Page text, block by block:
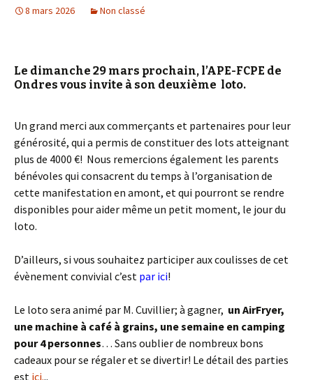
8 mars 2026 Non classé
Le dimanche 29 mars prochain, l’APE-FCPE de
Ondres vous invite à son deuxième loto.
Un grand merci aux commerçants et partenaires pour leur
générosité, qui a permis de constituer des lots atteignant
plus de 4000 €! Nous remercions également les parents
bénévoles qui consacrent du temps à l’organisation de
cette manifestation en amont, et qui pourront se rendre
disponibles pour aider même un petit moment, le jour du
loto.
D’ailleurs, si vous souhaitez participer aux coulisses de cet
évènement convivial c’est par ici!
Le loto sera animé par M. Cuvillier; à gagner, un AirFryer,
une machine à café à grains, une semaine en camping
pour 4 personnes… Sans oublier de nombreux bons
cadeaux pour se régaler et se divertir! Le détail des parties
est ici...